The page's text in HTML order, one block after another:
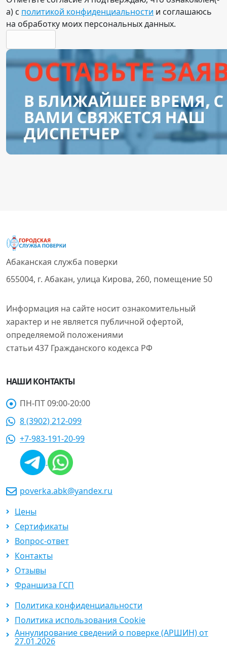
а) с политикой конфиденциальности и соглашаюсь
на обработку моих персональных данных.
Абаканская служба поверки
655004, г. Абакан, улица Кирова, 260, помещение 50
Информация на сайте носит ознакомительный
характер и не является публичной офертой,
определяемой положениями
статьи 437 Гражданского кодекса РФ
НАШИ КОНТАКТЫ
ПН-ПТ 09:00-20:00
8 (3902) 212-099
+7-983-191-20-99
poverka.abk@yandex.ru
Цены
Сертификаты
Вопрос-ответ
Контакты
Отзывы
Франшиза ГСП
Политика конфиденциальности
Политика использования Cookie
Аннулирование сведений о поверке (АРШИН) от
27.01.2026